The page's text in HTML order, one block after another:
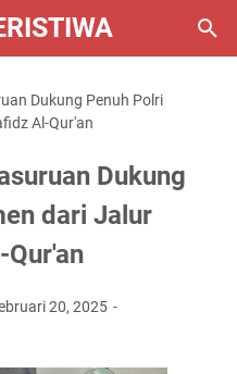
Dukung Penuh Polri
Al-Qur'an
Dukung
dari Jalur
20, 2025